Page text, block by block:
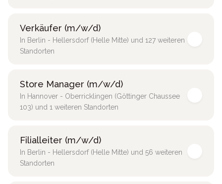
Verkäufer (m/w/d)
In Berlin - Hellersdorf (Helle Mitte) und 127 weiteren
Standorten
Store Manager (m/w/d)
In Hannover - Oberricklingen (Göttinger Chaussee
103) und 1 weiteren Standorten
Filialleiter (m/w/d)
In Berlin - Hellersdorf (Helle Mitte) und 56 weiteren
Standorten